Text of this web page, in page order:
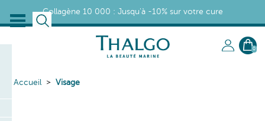
Collagène 10 000 : Jusqu'à -10% sur votre cure
0
Accueil Visage